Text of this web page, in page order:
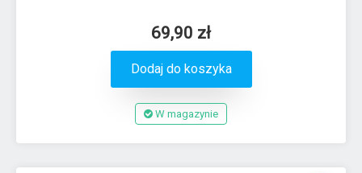
69,90 zł
Dodaj do koszyka
W magazynie